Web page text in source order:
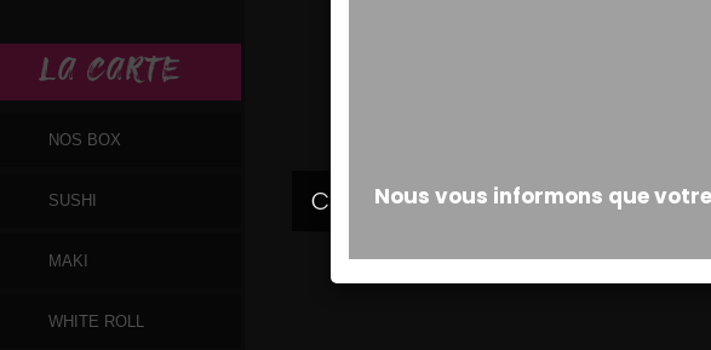
LA CARTE
NOS BOX
SUSHI
MAKI
WHITE ROLL